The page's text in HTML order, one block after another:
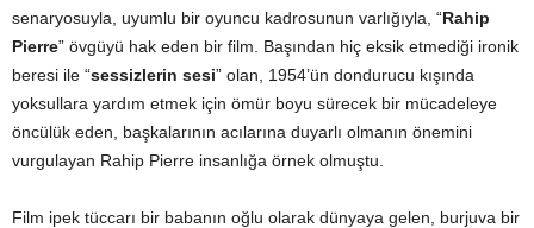
senaryosuyla, uyumlu bir oyuncu kadrosunun varlığıyla, “Rahip
Pierre” övgüyü hak eden bir film. Başından hiç eksik etmediği ironik
beresi ile “sessizlerin sesi” olan, 1954’ün dondurucu kışında
yoksullara yardım etmek için ömür boyu sürecek bir mücadeleye
öncülük eden, başkalarının acılarına duyarlı olmanın önemini
vurgulayan Rahip Pierre insanlığa örnek olmuştu.
Film ipek tüccarı bir babanın oğlu olarak dünyaya gelen, burjuva bir